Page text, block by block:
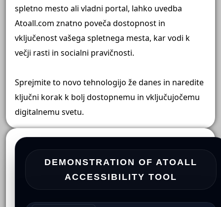
spletno mesto ali vladni portal, lahko uvedba
Atoall.com znatno poveča dostopnost in
vključenost vašega spletnega mesta, kar vodi k
večji rasti in socialni pravičnosti.
Sprejmite to novo tehnologijo že danes in naredite
ključni korak k bolj dostopnemu in vključujočemu
digitalnemu svetu.
DEMONSTRATION OF ATOALL
ACCESSIBILITY TOOL